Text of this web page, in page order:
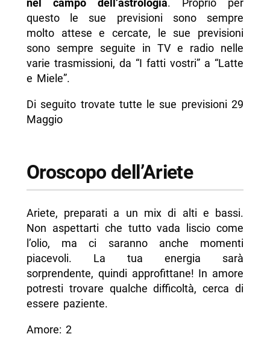
- Oroscopo della Bilancia
- Oroscopo dello Scorpione
- Oroscopo del Sagittario
- Oroscopo del Capricorno
- Oroscopo dei Pesci
nel campo dell’astrologia. Proprio per
questo le sue previsioni sono sempre
molto attese e cercate, le sue previsioni
sono sempre seguite in TV e radio nelle
varie trasmissioni, da “I fatti vostri” a “Latte
e Miele”.
Di seguito trovate tutte le sue previsioni 29
Maggio
Oroscopo dell’Ariete
Ariete, preparati a un mix di alti e bassi.
Non aspettarti che tutto vada liscio come
l’olio, ma ci saranno anche momenti
piacevoli. La tua energia sarà
sorprendente, quindi approfittane! In amore
potresti trovare qualche difficoltà, cerca di
essere paziente.
Amore: 2